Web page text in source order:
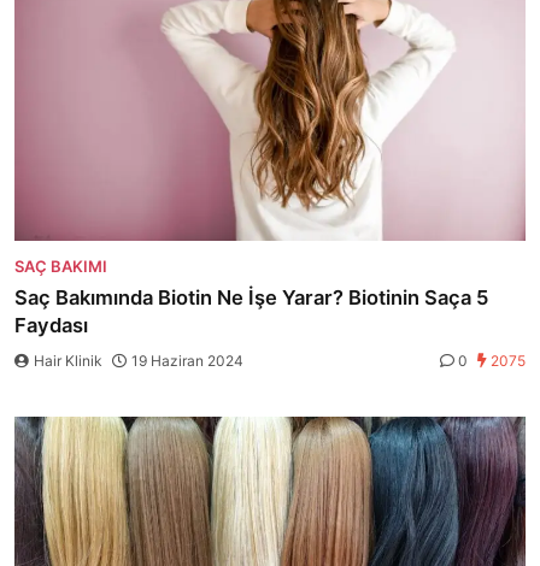
SAÇ BAKIMI
Saç Bakımında Biotin Ne İşe Yarar? Biotinin Saça 5
Faydası
Hair Klinik 19 Haziran 2024 0 2075